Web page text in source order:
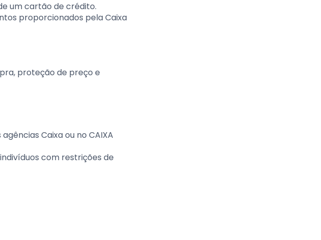
um cartão de crédito.
proporcionados pela Caixa
proteção de preço e
Caixa ou no CAIXA
com restrições de